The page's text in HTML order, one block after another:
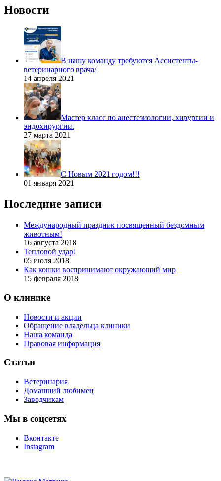
Новости
В нашу команду требуются Ассистенты-
ветеринарного врача/
14 апреля 2021
Мастер класс по анестезиологии, хирургии и
эндохирургии.
27 марта 2021
С Новым 2021 годом!!!
01 января 2021
Последние записи
Международный праздник посвященный бездомным
животным!
16 августа 2018
Тепловой удар!
05 июля 2018
Как кошки воспринимают окружающий мир
15 февраля 2018
О клинике
Новости и акции
Обращение владельца клиники
Наша команда
Правовая информация
Статьи
Ветеринария
Домашний любимец
Заводчикам
Мы в соцсетях
Вконтакте
Instagram